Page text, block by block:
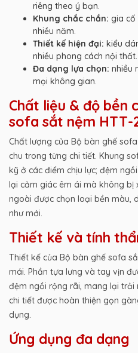
riêng theo ý bạn.
Khung chắc chắn: gia cố
nhiều năm.
Thiết kế hiện đại: kiểu
nhiều phong cách nội thất.
Đa dạng lựa chọn: nhiều
mọi không gian.
Chất liệu & độ bền
sofa sắt nệm HTT-
Chất lượng của Bộ bàn ghế
chu trong từng chi tiết. Khung
kỹ ở các điểm chịu lực; đệm
lại cảm giác êm ái mà không bị
ngoài được chọn loại bền màu,
như mới.
Thiết kế và tính
Thiết kế của Bộ bàn ghế sofa
mái. Phần tựa lưng và tay vịn
đệm ngồi rộng rãi, mang lại trải
chi tiết được hoàn thiện gọn
dụng.
Ứng dụng đa dạng